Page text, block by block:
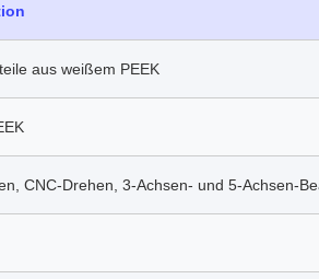
aus weißem PEEK
CNC-Drehen, 3-Achsen- und 5-Achsen-